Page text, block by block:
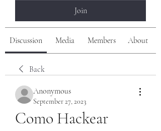
Join
Discussion Media Members About
Back
Anonymous
September 27, 2023
Como Hackear